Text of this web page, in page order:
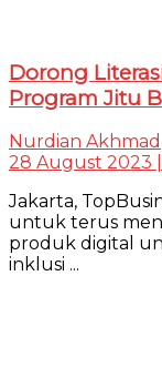
Dorong
Program Jitu
Nurdian Akhmad
28 August 2023 |
Jakarta,
untuk terus
produk digital
inklusi ...